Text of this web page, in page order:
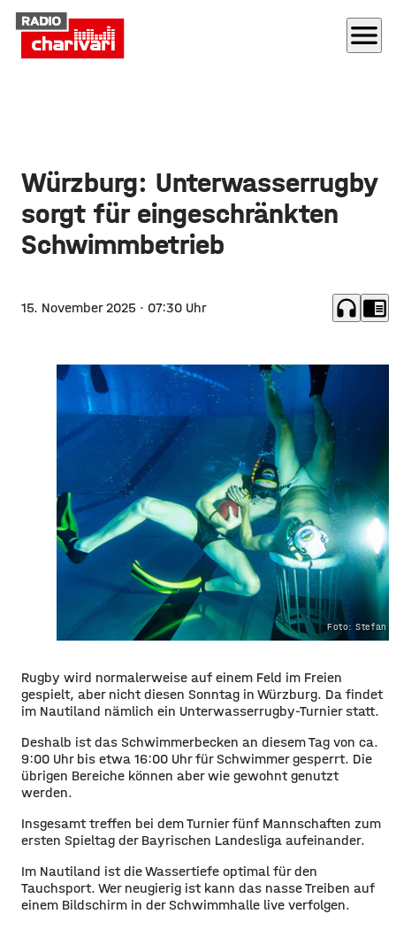
menu
Würzburg: Unterwasserrugby
sorgt für eingeschränkten
Schwimmbetrieb
15. November 2025 · 07:30 Uhr headphones chrome_reader_mode
Foto: Stefan
Rugby wird normalerweise auf einem Feld im Freien
gespielt, aber nicht diesen Sonntag in Würzburg. Da findet
im Nautiland nämlich ein Unterwasserrugby-Turnier statt.
Deshalb ist das Schwimmerbecken an diesem Tag von ca.
9:00 Uhr bis etwa 16:00 Uhr für Schwimmer gesperrt. Die
übrigen Bereiche können aber wie gewohnt genutzt
werden.
Insgesamt treffen bei dem Turnier fünf Mannschaften zum
ersten Spieltag der Bayrischen Landesliga aufeinander.
Im Nautiland ist die Wassertiefe optimal für den
Tauchsport. Wer neugierig ist kann das nasse Treiben auf
einem Bildschirm in der Schwimmhalle live verfolgen.